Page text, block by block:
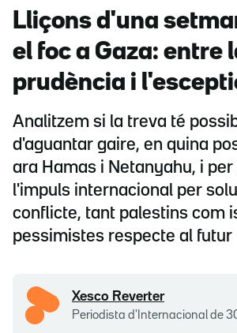
Lliçons d'una
el foc a Gaza: entre
prudència i
Analitzem si la treva té
d'aguantar gaire, en quina
ara Hamas i Netanyahu, i
l'impuls internacional per
conflicte, tant palestins com
pessimistes respecte al futur
Xesco Reverter
Periodista d'Internacional de